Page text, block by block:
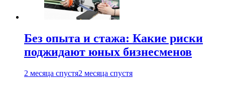
Без опыта и стажа: Какие риски
поджидают юных бизнесменов
2 месяца спустя2 месяца спустя